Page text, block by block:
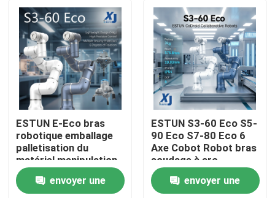
À la maison
Produits
Vidéos
ESTUN E-Eco bras
robotique emballage
palletisation du
matériel manipulation
robot collaboratif
avec OnRobot Grriper
envoyer une
ESTUN S3-60 Eco S5-
90 Eco S7-80 Eco 6
Axe Cobot Robot bras
soudage à arc
collaboratif robot
CNGBS positionneur
envoyer une